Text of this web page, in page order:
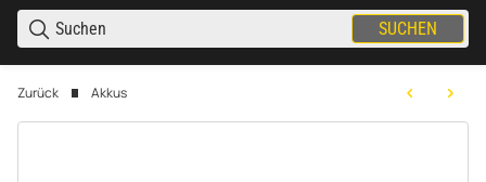
SUCHEN
Zurück Akkus